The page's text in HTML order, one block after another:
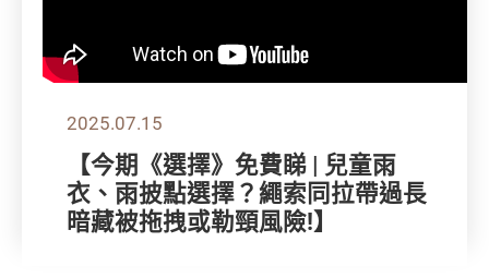
2025.07.15
【今期《選擇》免費睇 | 兒童雨
衣、雨披點選擇？繩索同拉帶過長
暗藏被拖拽或勒頸風險!】